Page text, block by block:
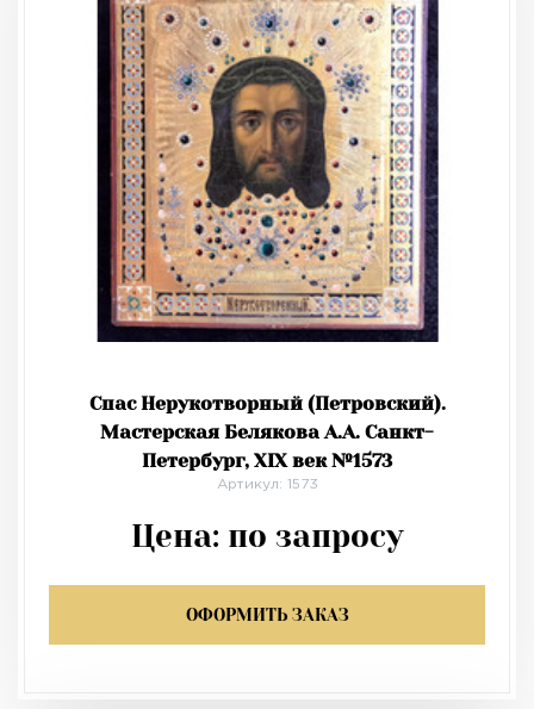
Спас Нерукотворный (Петровский).
Мастерская Белякова А.А. Санкт-
Петербург, XIX век №1573
Артикул: 1573
Цена: по запросу
ОФОРМИТЬ ЗАКАЗ